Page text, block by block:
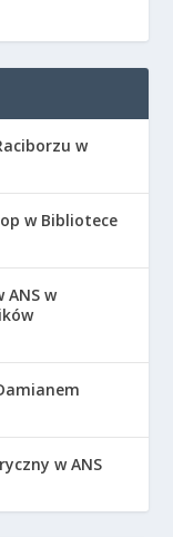
w
w Bibliotece
ANS w
w ANS